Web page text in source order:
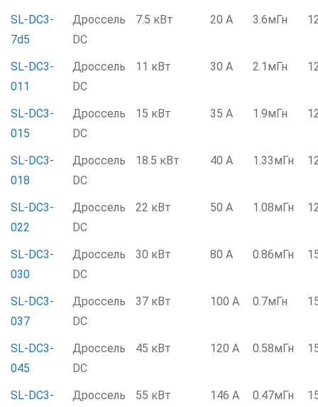
SL-DC3-
7d5
Дроссель
DC
7.5 кВт 20 А 3.6мГн
SL-DC3-
011
Дроссель
DC
11 кВт 30 А 2.1мГн
SL-DC3-
015
Дроссель
DC
15 кВт 35 А 1.9мГн
SL-DC3-
018
Дроссель
DC
18.5 кВт 40 А 1.33мГн
SL-DC3-
022
Дроссель
DC
22 кВт 50 А 1.08мГн
SL-DC3-
030
Дроссель
DC
30 кВт 80 А 0.86мГн
SL-DC3-
037
Дроссель
DC
37 кВт 100 А 0.7мГн
SL-DC3-
045
Дроссель
DC
45 кВт 120 А 0.58мГн
SL-DC3- Дроссель 55 кВт 146 А 0.47мГн